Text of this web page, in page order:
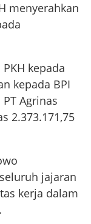
menyerahkan
kepada
kepada BPI
Agrinas
2.373.171,75
jajaran
kerja dalam